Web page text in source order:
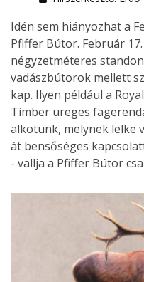
Idén sem hiányozhat a
Pfiffer Bútor. Február
négyzetméteres
vadászbútorok mellett
kap. Ilyen például a
Timber üreges
alkotunk, melynek lelke
át bensőséges
- vallja a Pfiffer Bútor